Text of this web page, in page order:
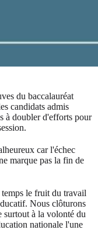
du baccalauréat
candidats admis
à doubler d'efforts pour
car l'échec
marque pas la fin de
le fruit du travail
Nous clôturons
surtout à la volonté du
nationale l'une